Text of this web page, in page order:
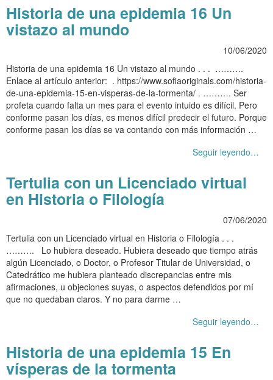
Historia de una epidemia 16 Un
vistazo al mundo
10/06/2020
Historia de una epidemia 16 Un vistazo al mundo . . . ……….
Enlace al artículo anterior: . https://www.sofiaoriginals.com/historia-
de-una-epidemia-15-en-visperas-de-la-tormenta/ . ………. Ser
profeta cuando falta un mes para el evento intuido es difícil. Pero
conforme pasan los días, es menos difícil predecir el futuro. Porque
conforme pasan los días se va contando con más información …
Seguir leyendo…
Tertulia con un Licenciado virtual
en Historia o Filología
07/06/2020
Tertulia con un Licenciado virtual en Historia o Filología . . .
………. Lo hubiera deseado. Hubiera deseado que tiempo atrás
algún Licenciado, o Doctor, o Profesor Titular de Universidad, o
Catedrático me hubiera planteado discrepancias entre mis
afirmaciones, u objeciones suyas, o aspectos defendidos por mí
que no quedaban claros. Y no para darme …
Seguir leyendo…
Historia de una epidemia 15 En
vísperas de la tormenta